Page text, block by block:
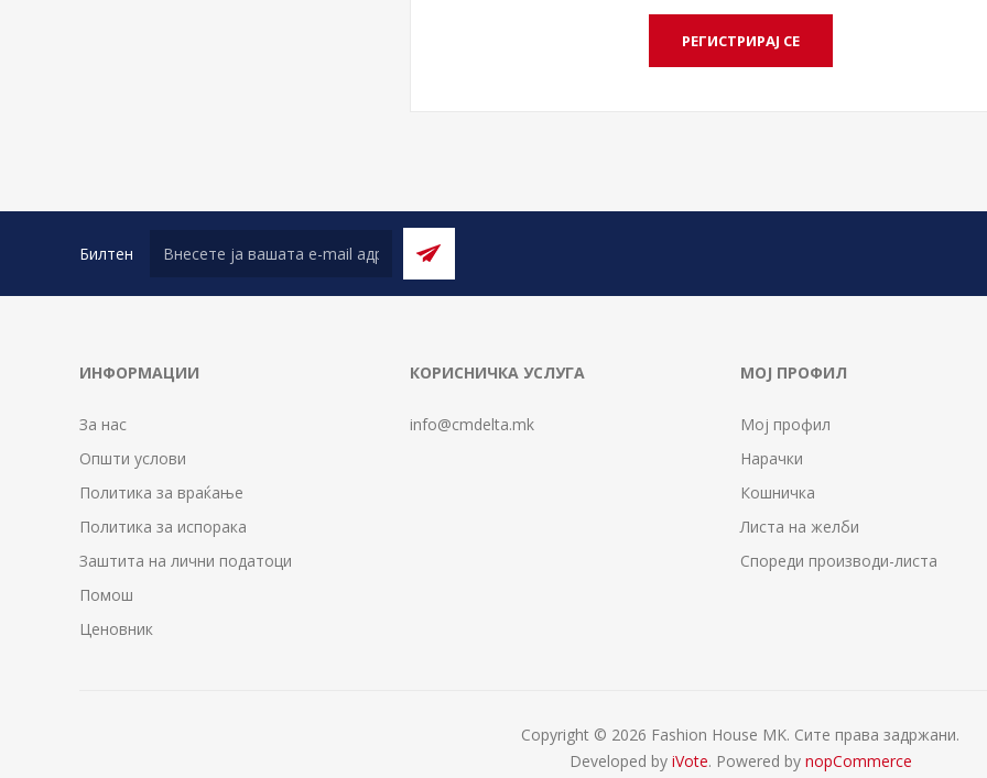
Билтен
ИНФОРМАЦИИ
За нас
Општи услови
Политика за враќање
Политика за испорака
Заштита на лични податоци
Помош
Ценовник
КОРИСНИЧКА УСЛУГА
info@cmdelta.mk
МОЈ ПРОФИЛ
Мој профил
Нарачки
Кошничка
Листа на желби
Спореди производи-листа
Copyright © 2026 Fashion House MK. Сите права задржани.
Developed by iVote. Powered by nopCommerce